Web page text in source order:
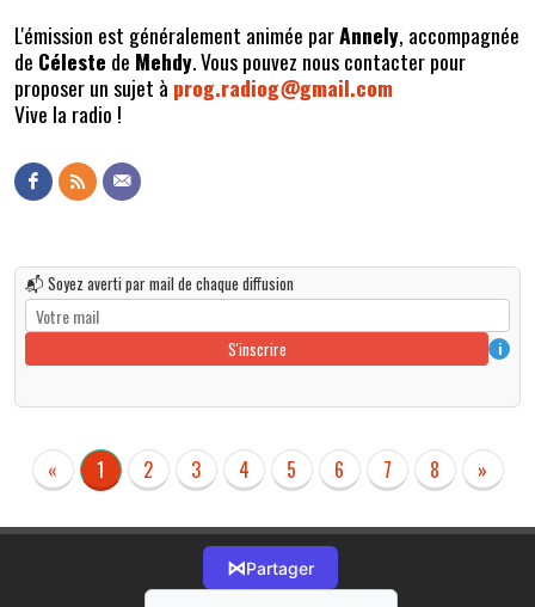
L'émission est généralement animée parAnnely, accompagnée
de Céleste de Mehdy. Vous pouvez nous contacter pour
proposer un sujet à prog.radiog@gmail.com
Vive la radio !
📬 Soyez averti par mail de chaque diffusion
S'inscrire i
« 1 2 3 4 5 6 7 8 »
⋈Partager